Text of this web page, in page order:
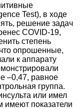
Test), в ходе
решение задач
COVID-19,
степень
опрошенные,
к аппарату
–0,47, равное
группа.
или имел
имеют показатели